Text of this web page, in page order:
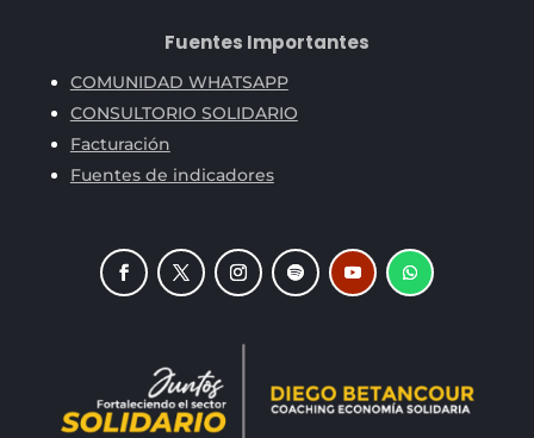
Fuentes Importantes
COMUNIDAD WHATSAPP
CONSULTORIO SOLIDARIO
Facturación
Fuentes de indicadores